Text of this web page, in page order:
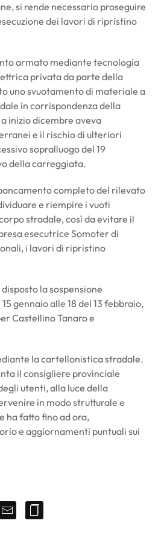
si rende necessario proseguire
dei lavori di ripristino
armato mediante tecnologia
privata da parte della
uno svuotamento di materiale a
in corrispondenza della
inizio dicembre aveva
e il rischio di ulteriori
sopralluogo del 19
della carreggiata.
completo del rilevato
e riempire i vuoti
stradale, così da evitare il
esecutrice Somoter di
i lavori di ripristino
la sospensione
gennaio alle 18 del 13 febbraio,
Castellino Tanaro e
la cartellonistica stradale.
il consigliere provinciale
utenti, alla luce della
in modo strutturale e
ha fatto fino ad ora,
e aggiornamenti puntuali sui